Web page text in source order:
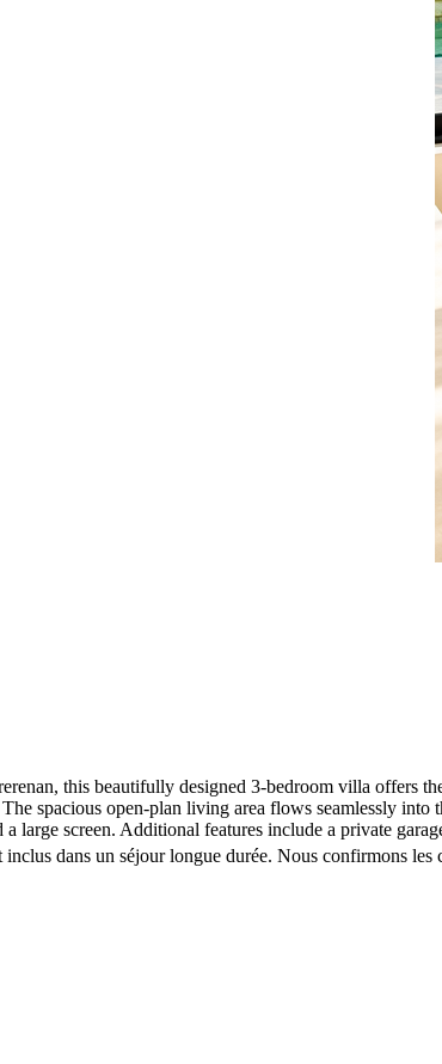
this beautifully designed 3-bedroom villa
spacious open-plan living area flows seamlessly
large screen. Additional features include a private
inclus dans un séjour longue durée. Nous confirmons